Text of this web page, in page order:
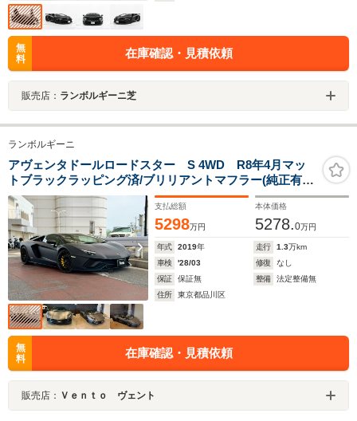
無
料
在庫確認・見積依頼
販売店： ランボルギーニ芝
ランボルギーニ
アヴェンタドールロードスター S 4WD R8年4月マッ
トブラックラッピング済/ブリリアントマフラー(純正有)/
ワンオーナー/Fリフター/ガラスエンジンボンネッ
ト/Diantus Forged 純正AW/ガラスエンジンボンネット/グ
ロスカーボンFハードトップ
支払総額
5298万円
本体価格
5278.0万円
年式 2019年 走行 1.3万km
車検
'28/03 修復
なし
保証
保証無 整備
法定整備無
住所
東京都品川区
無
料
在庫確認・見積依頼
販売店： Ｖｅｎｔｏ ヴェント